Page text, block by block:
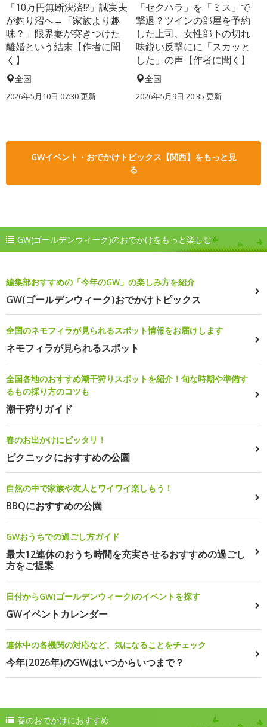
「10万円無断決済!?」誠実夫
が釣り沼へ→「家族より趣
味？」限界妻が突きつけた
離婚という結末【作者に聞
く】
全国
2026年5月10日 07:30 更新
「セクハラ」を「ミス」で
撃退？ツインの部屋を予約
した上司、女性部下の切れ
味鋭い反撃にに「スカッと
した」の声【作者に聞く】
全国
2026年5月9日 20:35 更新
GWイベント・おでかけトピックス【関西】をもっと見
る
GW(ゴールデンウィーク)のおでかけをもっと楽しむ
編集部おすすめの「今年のGW」の楽しみ方を紹介
GW(ゴールデンウィーク)おでかけトピックス
全国のネモフィラが見られるスポット情報をお届けします
ネモフィラが見られるスポット
全国各地のおすすめ潮干狩りスポットを紹介！旬な時期や準備す
るもの採り方のコツも
潮干狩りガイド
春のお出かけにピッタリ！
ピクニックにおすすめの公園
自然の中で家族や友人とワイワイ楽しもう！
BBQにおすすめの公園
GWおうちでの過ごし方ガイド
最大12連休のおうち時間を充実させるおすすめの過ごし
方をご提案
日付からGW(ゴールデンウィーク)のイベントを探す
GWイベントカレンダー
連休中の各機関の対応など、気になることをチェック
今年(2026年)のGWはいつからいつまで？
春のおでかけにおすすめ